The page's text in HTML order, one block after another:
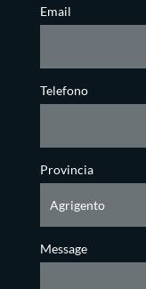
Email
Telefono
Provincia
Message